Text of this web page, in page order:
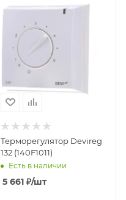
Терморегулятор Devireg
132 (140F1011)
Есть в наличии
5 661₽/шт